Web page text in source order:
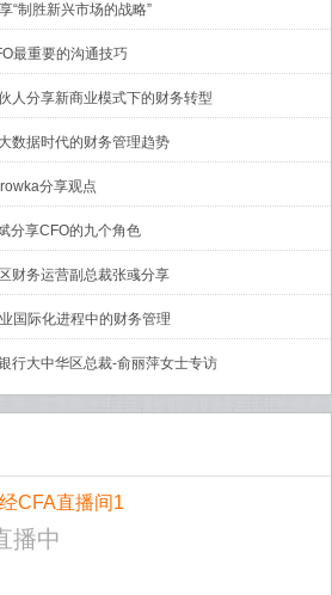
“制胜新兴市场的战略”
最重要的沟通技巧
人分享新商业模式下的财务转型
数据时代的财务管理趋势
分享观点
分享CFO的九个角色
财务运营副总裁张彧分享
国际化进程中的财务管理
行大中华区总裁-俞丽萍女士专访
CFA直播间1
播中